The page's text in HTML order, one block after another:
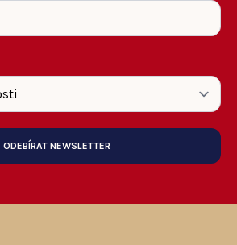
ODEBÍRAT NEWSLETTER